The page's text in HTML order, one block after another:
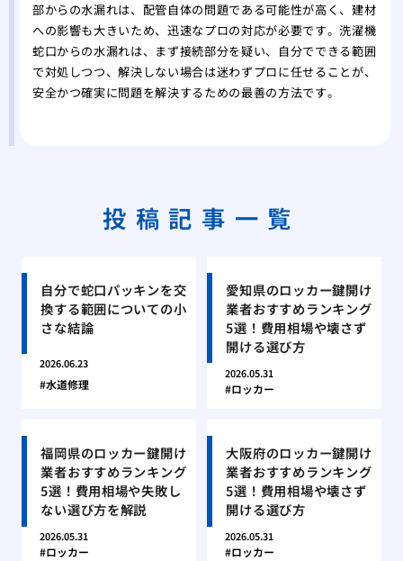
部からの水漏れは、配管自体の問題である可能性が高く、建材
への影響も大きいため、迅速なプロの対応が必要です。洗濯機
蛇口からの水漏れは、まず接続部分を疑い、自分でできる範囲
で対処しつつ、解決しない場合は迷わずプロに任せることが、
安全かつ確実に問題を解決するための最善の方法です。
投稿記事一覧
自分で蛇口パッキンを交
換する範囲についての小
さな結論
2026.06.23
水道修理
愛知県のロッカー鍵開け
業者おすすめランキング
5選！費用相場や壊さず
開ける選び方
2026.05.31
ロッカー
福岡県のロッカー鍵開け
業者おすすめランキング
5選！費用相場や失敗し
ない選び方を解説
2026.05.31
ロッカー
大阪府のロッカー鍵開け
業者おすすめランキング
5選！費用相場や壊さず
開ける選び方
2026.05.31
ロッカー